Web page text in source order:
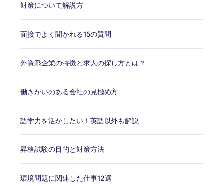
対策について解説方
面接でよく聞かれる15の質問
外資系企業の特徴と求人の探し方とは？
働きがいのある会社の見極め方
語学力を活かしたい！英語以外も解説
昇格試験の目的と対策方法
環境問題に関連した仕事12選